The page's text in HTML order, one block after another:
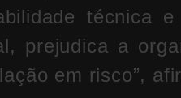
técnica
prejudica a
em risco”,